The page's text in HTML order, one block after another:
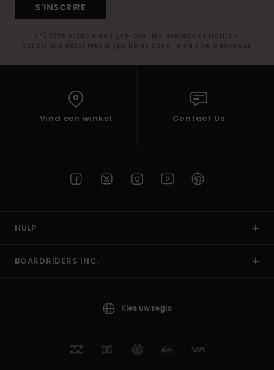
S'INSCRIRE
(*) Offre valable en ligne pour les nouveaux inscrits -
Conditions détaillées disponibles dans l'email de bienvenue
Vind een winkel Contact Us
HULP
BOARDRIDERS INC.
Kies uw regio